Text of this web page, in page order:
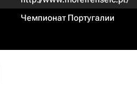
Чемпионат Португалии